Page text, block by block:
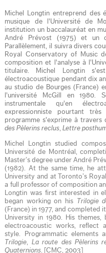
Michel Longtin entreprend des
musique de l'Université de
institution un baccalauréat en
André Prévost (1975) et un
Parallèlement, il suivra divers
Royal Conservatory of Music
composition et l'analyse à
titulaire. Michel Longtin
électroacoustique pendant dix
au studio de Bourges (France)
l'université McGill en 1980.
instrumentale qu'en
expressionniste pourtant
programme s'exprime à travers
des Pèlerins reclus,Lettre
Michel Longtin studied
Université de Montréal,
Master’s degree under André
(1982). At the same time, he
University and at Toronto’s
a full professor of composition
Longtin was first interested in
began working on his
Trilogie
(France) in 1977, and completed
University in 1980. His
electroacoustic works, reflect
style. Programmatic elements
Trilogie, La route des Pèlerins
Quaternions. [CMC, 2003]